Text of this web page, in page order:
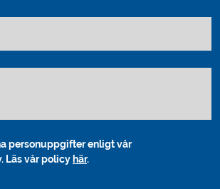
personuppgifter enligt vår
Läs vår policyhär.